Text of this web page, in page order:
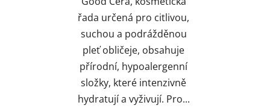
řada určená pro citlivou,
suchou a podrážděnou
pleť obličeje, obsahuje
přírodní, hypoalergenní
složky, které intenzivně
hydratují a vyživují. Pro...